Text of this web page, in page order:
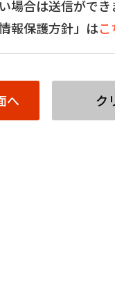
合は送信ができ
報保護方針」はこ